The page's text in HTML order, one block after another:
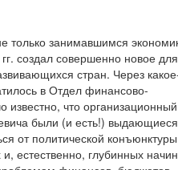
только занимавшимся
создал совершенно новое
стран. Через
в Отдел финансово-
что организационный
были (и есть!)
от политической
естественно, глубинных